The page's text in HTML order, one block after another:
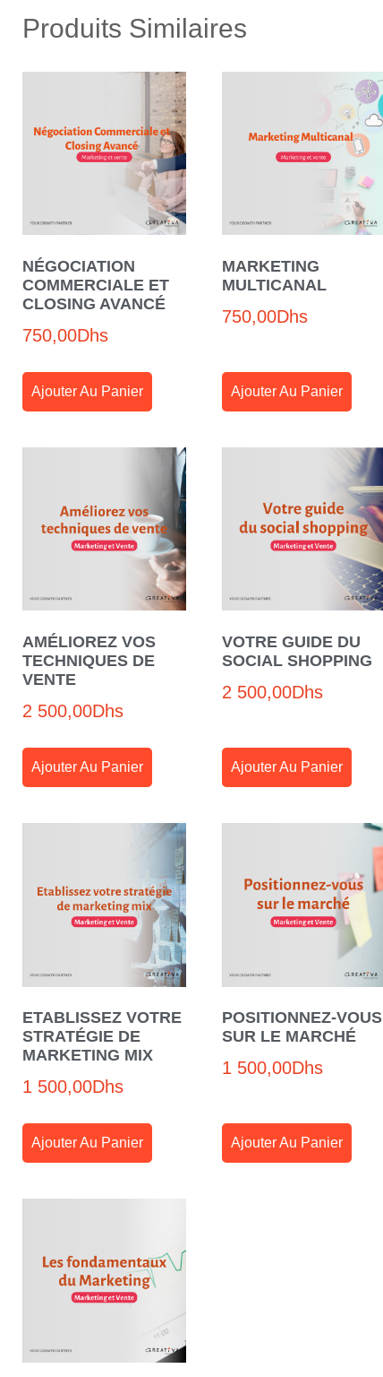
Produits Similaires
NÉGOCIATION
COMMERCIALE ET
CLOSING AVANCÉ
750,00Dhs
Ajouter Au Panier
MARKETING
MULTICANAL
750,00Dhs
Ajouter Au Panier
AMÉLIOREZ VOS
TECHNIQUES DE
VENTE
2 500,00Dhs
Ajouter Au Panier
VOTRE GUIDE DU
SOCIAL SHOPPING
2 500,00Dhs
Ajouter Au Panier
ETABLISSEZ VOTRE
STRATÉGIE DE
MARKETING MIX
1 500,00Dhs
Ajouter Au Panier
POSITIONNEZ-VOUS
SUR LE MARCHÉ
1 500,00Dhs
Ajouter Au Panier